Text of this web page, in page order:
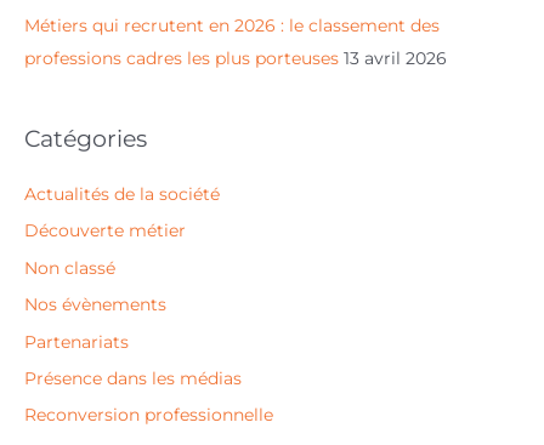
Métiers qui recrutent en 2026 : le classement des
professions cadres les plus porteuses 13 avril 2026
Catégories
Actualités de la société
Découverte métier
Non classé
Nos évènements
Partenariats
Présence dans les médias
Reconversion professionnelle